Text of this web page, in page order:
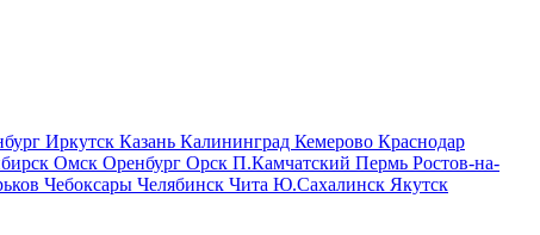
Иркутск Казань Калининград Кемерово Краснодар
Омск Оренбург Орск П.Камчатский Пермь Ростов-на-
Чебоксары Челябинск Чита Ю.Сахалинск Якутск